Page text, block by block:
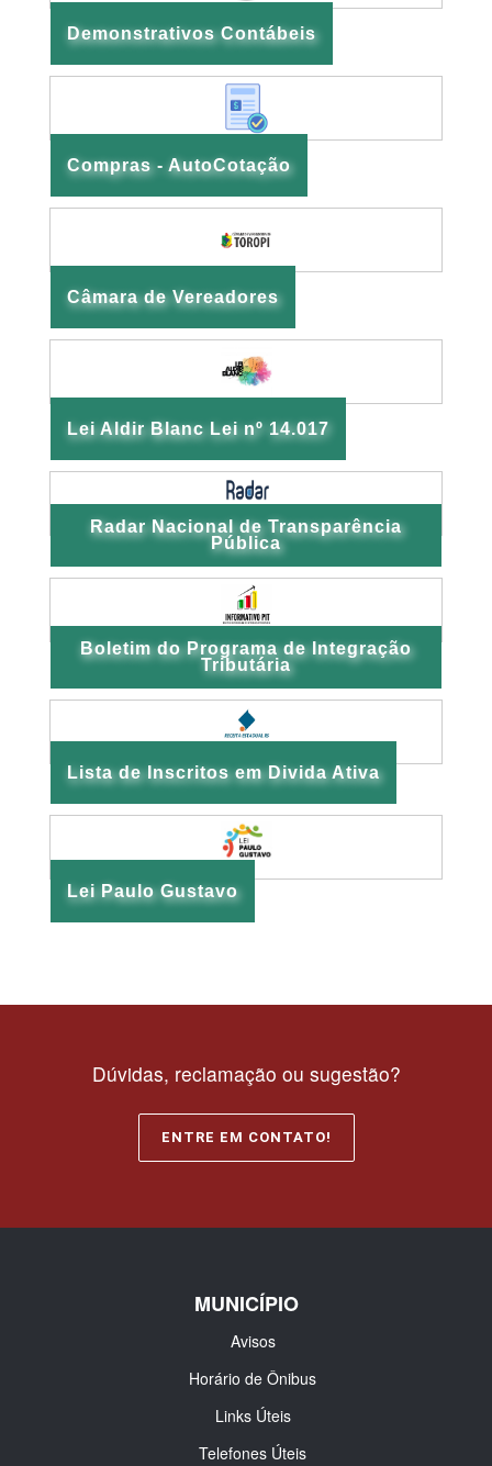
Demonstrativos Contábeis
Compras - AutoCotação
Câmara de Vereadores
Lei Aldir Blanc Lei nº 14.017
Radar Nacional de Transparência
Pública
Boletim do Programa de Integração
Tributária
Lista de Inscritos em Divida Ativa
Lei Paulo Gustavo
Dúvidas, reclamação ou sugestão?
ENTRE EM CONTATO!
MUNICÍPIO
Avisos
Horário de Ônibus
Links Úteis
Telefones Úteis